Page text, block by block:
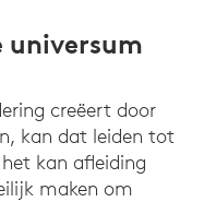
universum
creëert door
kan dat leiden tot
kan afleiding
maken om